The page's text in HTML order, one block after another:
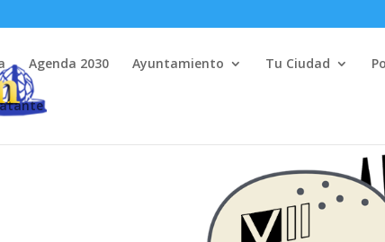
Agenda 2030 Ayuntamiento Tu Ciudad